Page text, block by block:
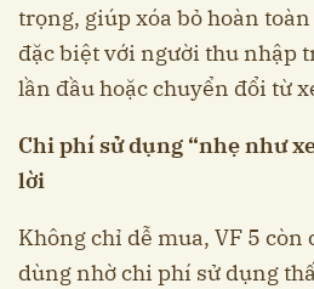
trọng, giúp xóa bỏ hoàn
đặc biệt với người thu nhập
lần đầu hoặc chuyển đổi từ
Chi phí sử dụng “nhẹ như
lời
Không chỉ dễ mua, VF 5
dùng nhờ chi phí sử dụng